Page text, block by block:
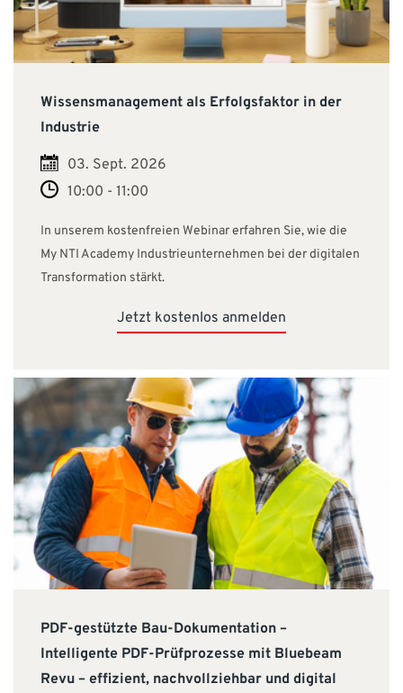
Wissensmanagement als Erfolgsfaktor in der
Industrie
03. Sept. 2026
10:00 - 11:00
In unserem kostenfreien Webinar erfahren Sie, wie die
My NTI Academy Industrieunternehmen bei der digitalen
Transformation stärkt.
Jetzt kostenlos anmelden
PDF-gestützte Bau-Dokumentation –
Intelligente PDF-Prüfprozesse mit Bluebeam
Revu – effizient, nachvollziehbar und digital